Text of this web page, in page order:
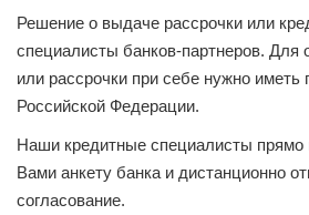
Решение о выдаче рассрочки или
специалисты банков-партнеров. Для
или рассрочки при себе нужно иметь
Российской Федерации.
Наши кредитные специалисты прямо
Вами анкету банка и дистанционно
согласование.